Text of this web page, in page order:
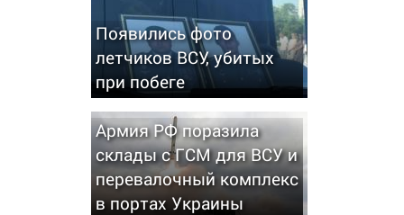
Появились фото
летчиков ВСУ, убитых
при побеге
Армия РФ поразила
склады с ГСМ для ВСУ и
перевалочный комплекс
в портах Украины